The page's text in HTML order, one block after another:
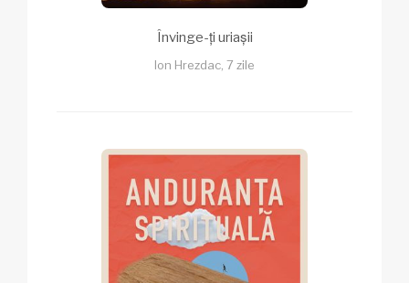
Învinge-ți uriașii
Ion Hrezdac, 7 zile